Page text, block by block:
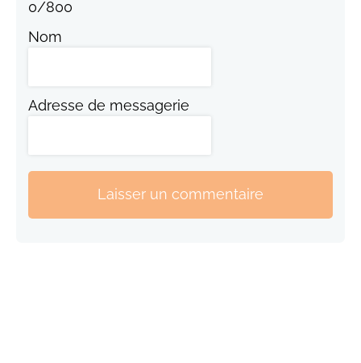
0/800
Nom
Adresse de messagerie
Laisser un commentaire